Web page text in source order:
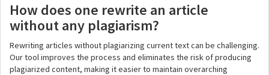
How does one rewrite an article
without any plagiarism?
Rewriting articles without plagiarizing current text can be challenging.
Our tool improves the process and eliminates the risk of producing
plagiarized content, making it easier to maintain overarching